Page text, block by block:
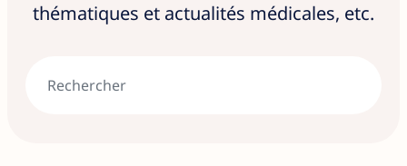
thématiques et actualités médicales, etc.